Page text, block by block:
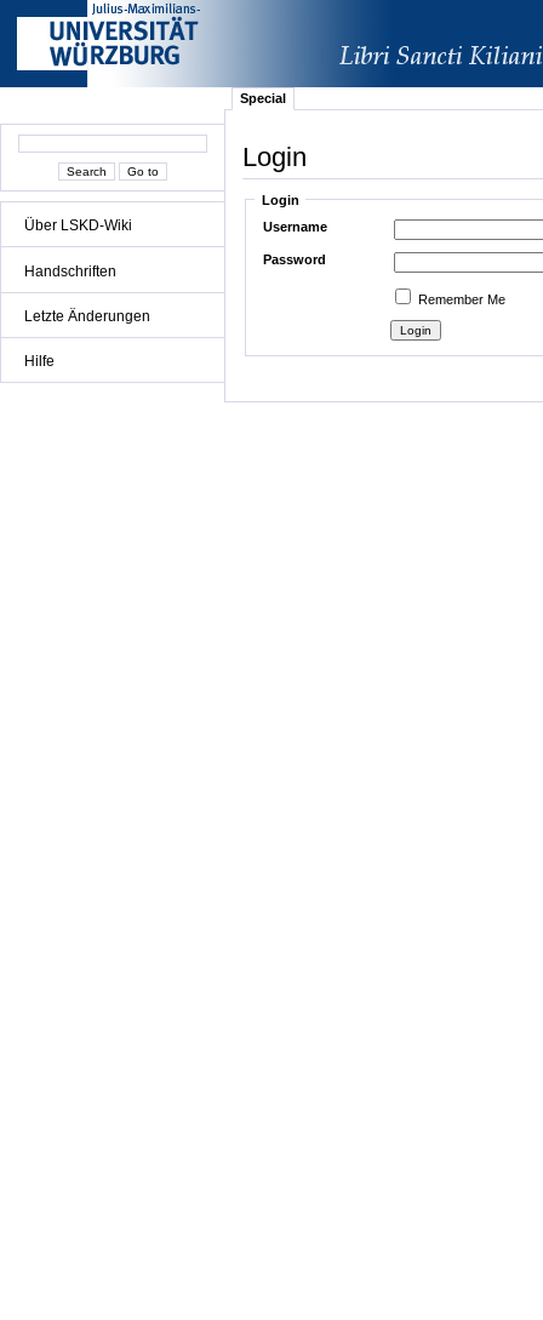
Über LSKD-Wiki
Handschriften
Letzte Änderungen
Hilfe
Special
Login
Login
Username
Password
Remember Me